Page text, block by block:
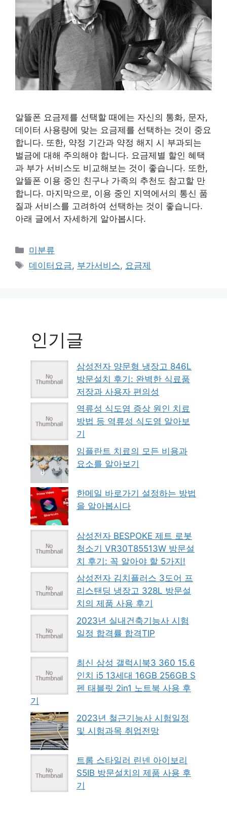
알뜰폰 요금제를 선택할 때에는 자신의 통화, 문자,
데이터 사용량에 맞는 요금제를 선택하는 것이 중요
합니다. 또한, 약정 기간과 약정 해지 시 부과되는
벌금에 대해 주의해야 합니다. 요금제별 할인 혜택
과 부가 서비스도 비교해보는 것이 좋습니다. 또한,
알뜰폰 이용 중인 친구나 가족의 추천도 참고할 만
합니다. 마지막으로, 이용 중인 지역에서의 통신 품
질과 서비스를 고려하여 선택하는 것이 좋습니다.
아래 글에서 자세하게 알아봅시다.
Categories
미분류
Tags
데이터요금, 부가서비스, 요금제
인기글
삼성전자 양문형 냉장고 846L
방문설치 후기: 완벽한 식료품
저장과 사용자 편의성
역류성 식도염 증상 원인 치료
방법 등 역류성 식도염 알아보
기
임플란트 치료의 모든 비용과
요소를 알아보기
한메일 바로가기 설정하는 방법
을 알아봅시다
삼성전자 BESPOKE 제트 로봇
청소기 VR30T85513W 방문설
치 후기: 꼭 알아야 할 5가지!
삼성전자 김치플러스 3도어 프
리스탠딩 냉장고 328L 방문설
치의 제품 사용 후기
2023년 실내건축기능사 시험
일정 합격률 합격TIP
최신 삼성 갤럭시북3 360 15.6
인치 i5 13세대 16GB 256GB S
펜 태블릿 2in1 노트북 사용 후
기
2023년 철근기능사 시험일정
및 시험과목 취업전망
트롬 스타일러 린넨 아이보리
S5IB 방문설치의 제품 사용 후
기